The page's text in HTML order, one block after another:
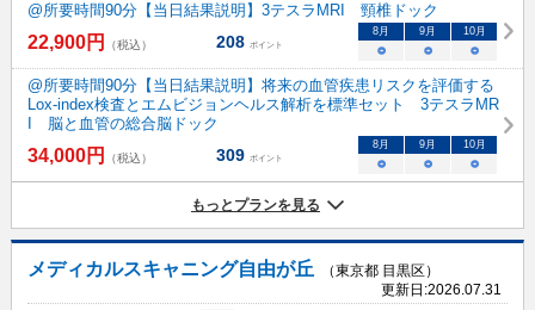
@所要時間90分【当日結果説明】3テスラMRI 頸椎ドック
22,900円 （税込） 208 ポイント
8月 9月 10月
○ ○ ○
@所要時間90分【当日結果説明】将来の血管疾患リスクを評価する
Lox-index検査とエムビジョンヘルス解析を標準セット 3テスラMR
I 脳と血管の総合脳ドック
34,000円 （税込） 309 ポイント
8月 9月 10月
○ ○ ○
もっとプランを見る
メディカルスキャニング自由が丘
（東京都 目黒区）
更新日:2026.07.31